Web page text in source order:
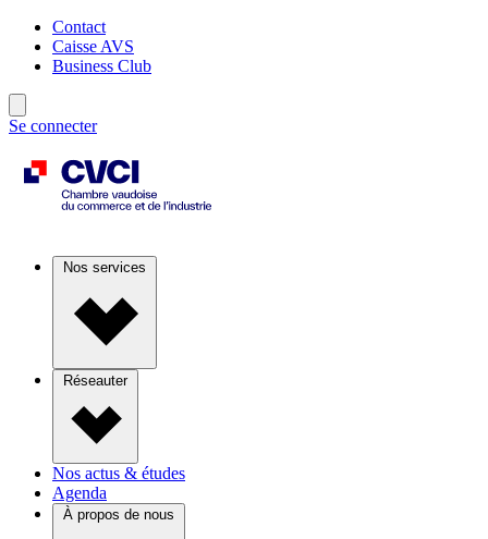
Contact
Caisse AVS
Business Club
Se connecter
Nos services
Réseauter
Nos actus & études
Agenda
À propos de nous